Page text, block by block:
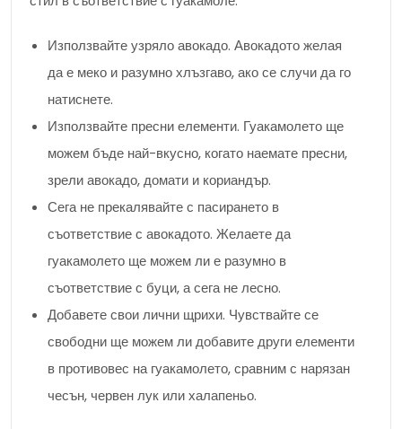
Използвайте узряло авокадо. Авокадото желая
да е меко и разумно хлъзгаво, ако се случи да го
натиснете.
Използвайте пресни елементи. Гуакамолето ще
можем бъде най-вкусно, когато наемате пресни,
зрели авокадо, домати и кориандър.
Сега не прекалявайте с пасирането в
съответствие с авокадото. Желаете да
гуакамолето ще можем ли е разумно в
съответствие с буци, а сега не лесно.
Добавете свои лични щрихи. Чувствайте се
свободни ще можем ли добавите други елементи
в противовес на гуакамолето, сравним с нарязан
чесън, червен лук или халапеньо.